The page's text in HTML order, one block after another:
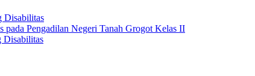
Disabilitas
pada Pengadilan Negeri Tanah Grogot Kelas II
Disabilitas